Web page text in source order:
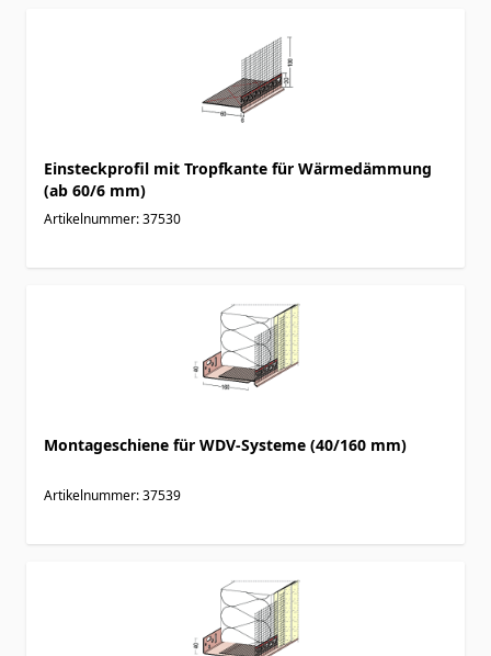
Einsteckprofil mit Tropfkante für Wärmedämmung
(ab 60/6 mm)
Artikelnummer: 37530
Montageschiene für WDV-Systeme (40/160 mm)
Artikelnummer: 37539